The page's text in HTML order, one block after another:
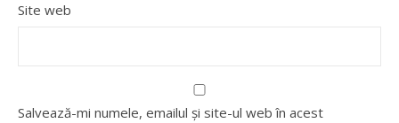
Site web
Salvează-mi numele, emailul și site-ul web în acest